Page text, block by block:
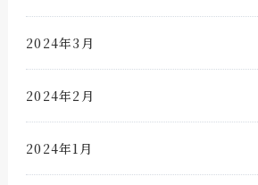
2024年3月
2024年2月
2024年1月